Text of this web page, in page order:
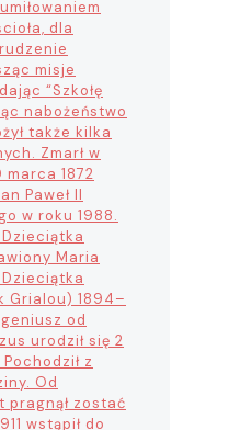
dla
misje
“Szkołę
nabożeństwo
także kilka
Zmarł w
1872
Paweł II
w roku 1988.
Maria
Grialou) 1894–
od
urodził się 2
z
Od
pragnął zostać
wstąpił do